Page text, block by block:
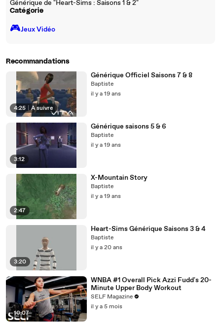
Générique de "Heart-Sims : Saisons 1 & 2"
Catégorie
🎮️Jeux Vidéo
Recommandations
4:25 À suivre
Générique Officiel Saisons 7 & 8
Baptiste
il y a 19 ans
3:12
Générique saisons 5 & 6
Baptiste
il y a 19 ans
2:47
X-Mountain Story
Baptiste
il y a 19 ans
3:20
Heart-Sims Générique Saisons 3 & 4
Baptiste
il y a 20 ans
10:07
WNBA #1 Overall Pick Azzi Fudd's 20-
Minute Upper Body Workout
SELF Magazine
il y a 5 mois